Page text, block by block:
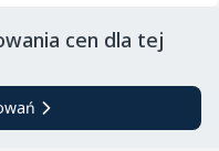
cen dla tej